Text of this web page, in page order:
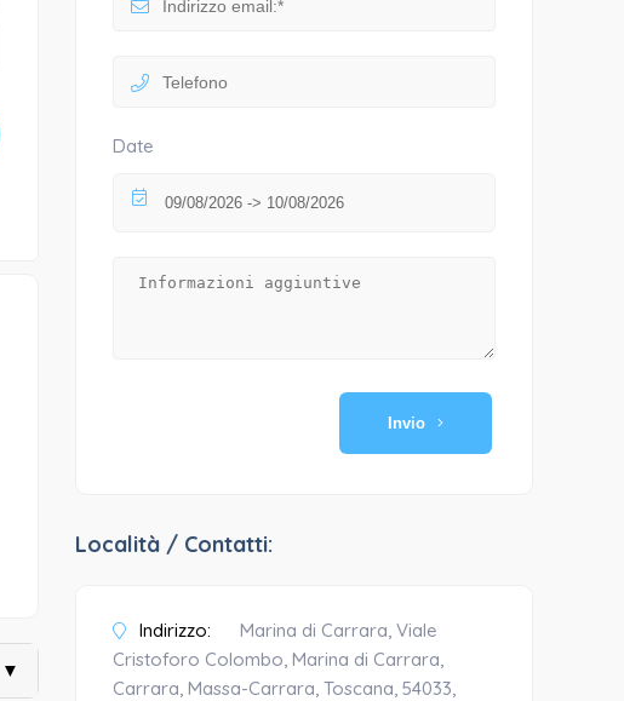
▼
Date
Invio
Località / Contatti:
Indirizzo:
Marina di Carrara, Viale
Cristoforo Colombo, Marina di Carrara,
Carrara, Massa-Carrara, Toscana, 54033,